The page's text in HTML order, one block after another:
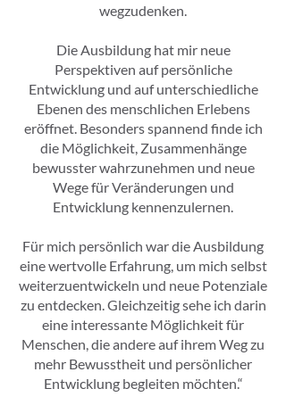
wegzudenken.
Die Ausbildung hat mir neue
Perspektiven auf persönliche
Entwicklung und auf unterschiedliche
Ebenen des menschlichen Erlebens
eröffnet. Besonders spannend finde ich
die Möglichkeit, Zusammenhänge
bewusster wahrzunehmen und neue
Wege für Veränderungen und
Entwicklung kennenzulernen.
Für mich persönlich war die Ausbildung
eine wertvolle Erfahrung, um mich selbst
weiterzuentwickeln und neue Potenziale
zu entdecken. Gleichzeitig sehe ich darin
eine interessante Möglichkeit für
Menschen, die andere auf ihrem Weg zu
mehr Bewusstheit und persönlicher
Entwicklung begleiten möchten.“